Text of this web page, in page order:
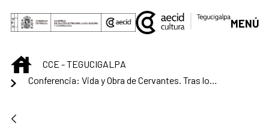
Skip to Main Content
MENÚ
INICIOCCE - TEGUCIGALPA
Conferencia: Vida y Obra de Cervantes. Tras los pasos del Hidalgo.